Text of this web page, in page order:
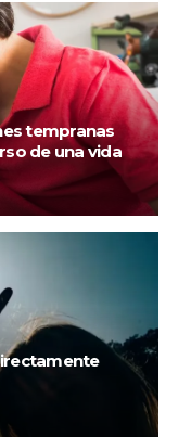
tempranas
de una vida